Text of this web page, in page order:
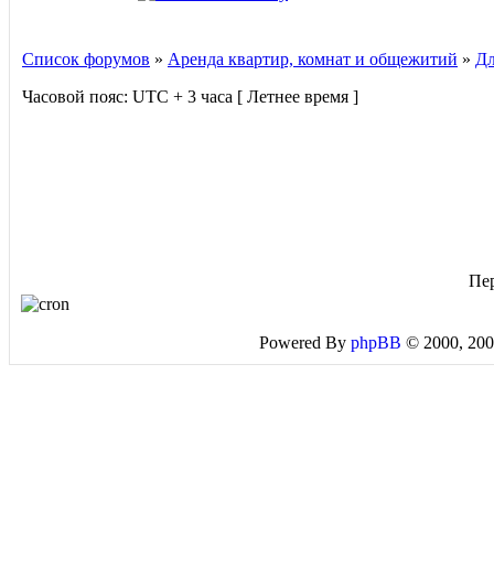
Список форумов » Аренда квартир, комнат и общежитий »
Часовой пояс: UTC + 3 часа [ Летнее время ]
Powered By phpBB © 2000,